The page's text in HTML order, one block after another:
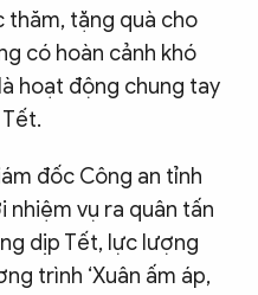
thăm, tặng quà cho
có hoàn cảnh khó
hoạt động chung tay
đốc Công an tỉnh
nhiệm vụ ra quân tấn
dịp Tết, lực lượng
trình ‘Xuân ấm áp,